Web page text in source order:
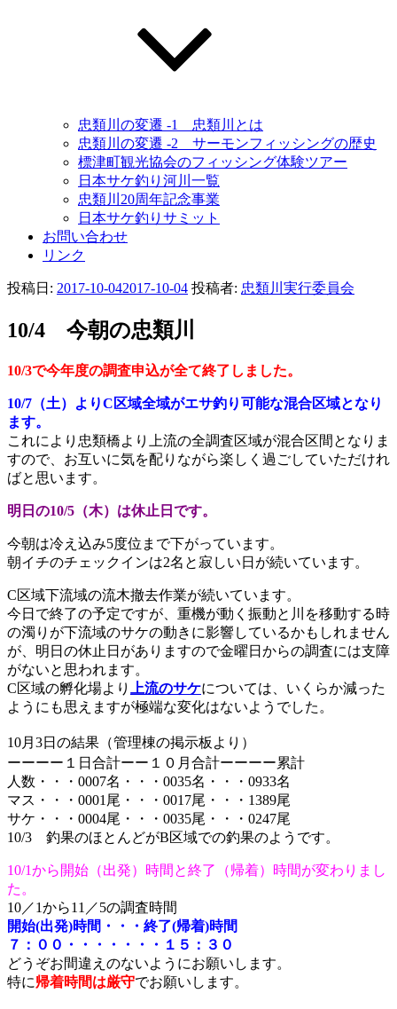
忠類川の変遷 -1 忠類川とは
忠類川の変遷 -2 サーモンフィッシングの歴史
標津町観光協会のフィッシング体験ツアー
日本サケ釣り河川一覧
忠類川20周年記念事業
日本サケ釣りサミット
お問い合わせ
リンク
投稿日: 2017-10-042017-10-04 投稿者: 忠類川実行委員会
10/4 今朝の忠類川
10/3で今年度の調査申込が全て終了しました。
10/7（土）よりC区域全域がエサ釣り可能な混合区域となり
ます。
これにより忠類橋より上流の全調査区域が混合区間となりま
すので、お互いに気を配りながら楽しく過ごしていただけれ
ばと思います。
明日の10/5（木）は休止日です。
今朝は冷え込み5度位まで下がっています。
朝イチのチェックインは2名と寂しい日が続いています。
C区域下流域の流木撤去作業が続いています。
今日で終了の予定ですが、重機が動く振動と川を移動する時
の濁りが下流域のサケの動きに影響しているかもしれません
が、明日の休止日がありますので金曜日からの調査には支障
がないと思われます。
C区域の孵化場より
上流のサケについては、いくらか減った
ようにも思えますが極端な変化はないようでした。
10月 3日の結果（管理棟の掲示板より）
ーーーー１日合計ーー１０月合計ーーーー累計
人数・・・0007名・・・0035名・・・0933名
マス・・・0001尾・・・0017尾・・・1389尾
サケ・・・0004尾・・・0035尾・・・0247尾
10/3 釣果のほとんどがB区域での釣果のようです。
10/1から開始（出発）時間と終了（帰着）時間が変わりまし
た。
10／1から11／5の調査時間
開始(出発)時間・・・終了(帰着)時間
７：００・・・・・・・１５：３０
どうぞお間違えのないようにお願いします。
特に帰着時間は厳守でお願いします。